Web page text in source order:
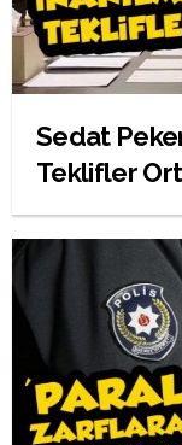
Sedat
Teklifler